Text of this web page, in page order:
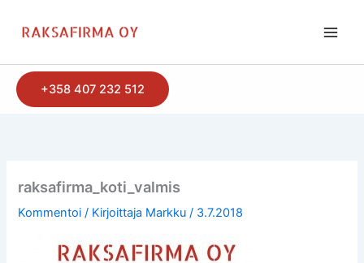
sisältöön
+358 407 232 512
raksafirma_koti_valmis
Kommentoi / Kirjoittaja Markku/ 3.7.2018